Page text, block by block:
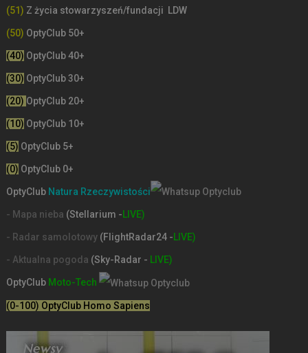
(51) Z życia stowarzyszeń/fundacji LDW
(50) OptyClub 50+
(40) OptyClub 40+
(30) OptyClub 30+
(20) OptyClub 20+
(10) OptyClub 10+
(5) OptyClub 5+
(0) OptyClub 0+
OptyClub Natura Rzeczywistości
- Mapa nieba (Stellarium -LIVE)
- Radar samolotowy (FlightRadar24 -LIVE)
- Aktualna pogoda (Sky-Radar - LIVE)
OptyClub Moto-Tech
(0-100) OptyClub Homo Sapiens